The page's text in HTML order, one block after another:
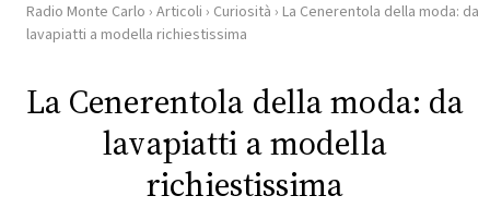
HOME
RADIO
Radio Monte Carlo › Articoli › Curiosità › La Cenerentola della moda: da
lavapiatti a modella richiestissima
La Cenerentola della moda: da
lavapiatti a modella
richiestissima